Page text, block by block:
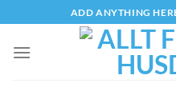
to
content
ADD ANYTHING